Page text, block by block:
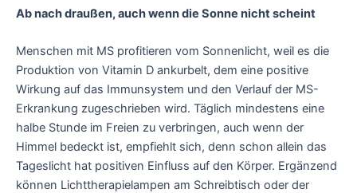
Ab nach draußen, auch wenn die Sonne nicht scheint
Menschen mit MS profitieren vom Sonnenlicht, weil es die
Produktion von Vitamin D ankurbelt, dem eine positive
Wirkung auf das Immunsystem und den Verlauf der MS-
Erkrankung zugeschrieben wird. Täglich mindestens eine
halbe Stunde im Freien zu verbringen, auch wenn der
Himmel bedeckt ist, empfiehlt sich, denn schon allein das
Tageslicht hat positiven Einfluss auf den Körper. Ergänzend
können Lichttherapielampen am Schreibtisch oder der